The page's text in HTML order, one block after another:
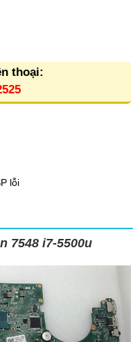
thoại:
lỗi
7548 i7-5500u